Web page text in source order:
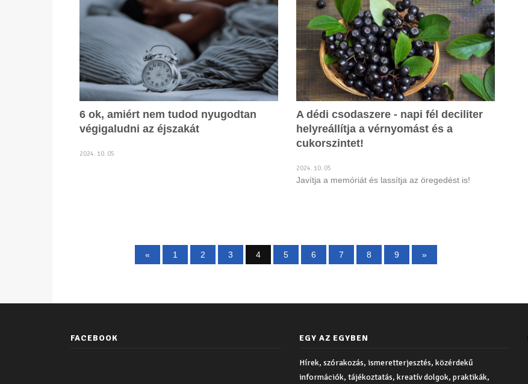
6 ok, amiért nem tudod nyugodtan
végigaludni az éjszakát
2024. 10. 05
A dédi csodaszere - napi fél deciliter
helyreállítja a vérnyomást és a
cukorszintet!
2024. 10. 05
Javítja a memóriát és lassítja az öregedést is!
« 1 2 3 4 5 6 7 8 9 »
FACEBOOK EGY AZ EGYBEN
Hírek, szórakozás, ismeretterjesztés, közérdekű
információk, tájékoztatás, kreatív dolgok, praktikák,